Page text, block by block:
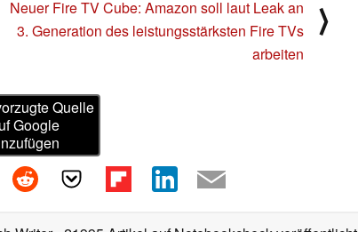
Neuer Fire TV Cube: Amazon soll laut Leak an
3. Generation des leistungsstärksten Fire TVs
arbeiten
⟩
Quelle
Google